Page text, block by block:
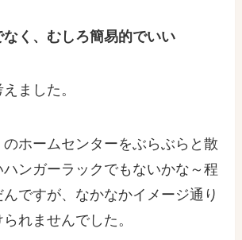
なく、むしろ簡易的でいい
ました。
ホームセンターをぶらぶらと散
ンガーラックでもないかな～程
ですが、なかなかイメージ通り
れませんでした。